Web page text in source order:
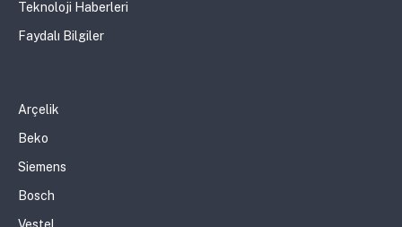
Teknoloji Haberleri
Faydalı Bilgiler
Arçelik
Beko
Siemens
Bosch